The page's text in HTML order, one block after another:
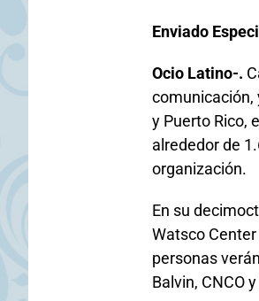
Enviado
Ocio Latino-.
comunicación,
y Puerto Rico,
alrededor de
organización.
En su
Watsco
personas
Balvin, CNCO